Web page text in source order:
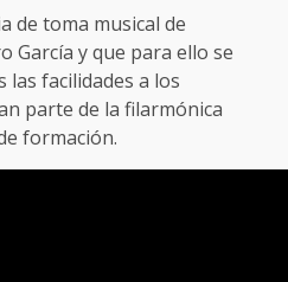
de toma musical de
García y que para ello se
facilidades a los
parte de la filarmónica
formación.